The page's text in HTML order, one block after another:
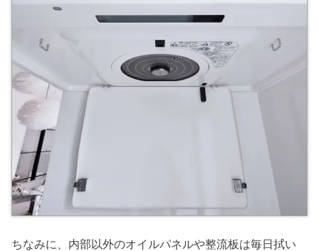
ちなみに、内部以外のオイルパネルや整流板は毎日拭い